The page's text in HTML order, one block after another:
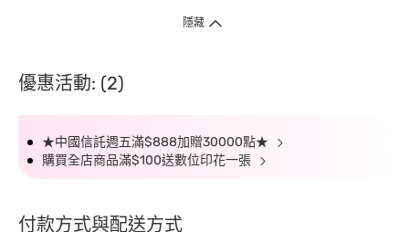
隱藏
優惠活動: (2)
★中國信託週五滿$888加贈30000點★
購買全店商品滿$100送數位印花一張
付款方式與配送方式